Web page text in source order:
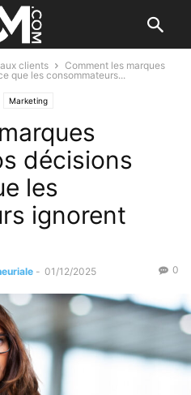
clients
Comment les marques
que les consommateurs...
Marketing
décisions
les
ignorent
- 01/12/2025 0